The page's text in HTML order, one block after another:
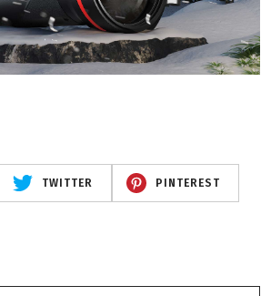
TWITTER PINTEREST